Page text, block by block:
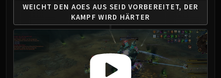
Ignis
Razorscale
XT-002
Assembly of Iron
Kologarn
Auriaya
WEICHT DEN AOES AUS SEID VORBEREITET, DER
KAMPF WIRD HÄRTER